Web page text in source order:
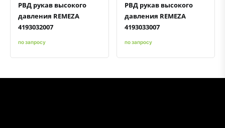
РВД рукав высокого
давления REMEZA
4193032007
по запросу
РВД рукав высокого
давления REMEZA
4193033007
по запросу